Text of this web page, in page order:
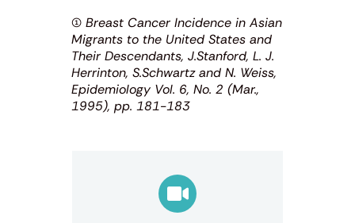
(1) Breast Cancer Incidence in Asian
Migrants to the United States and
Their Descendants, J.Stanford, L. J.
Herrinton, S.Schwartz and N. Weiss,
Epidemiology Vol. 6, No. 2 (Mar.,
1995), pp. 181-183